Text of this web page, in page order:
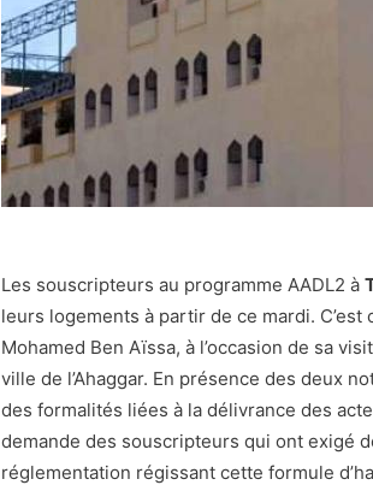
Les souscripteurs au programme AADL2 à
leurs logements à partir de ce mardi. C’est
Mohamed Ben Aïssa, à l’occasion de sa
ville de l’Ahaggar. En présence des deux
des formalités liées à la délivrance des
demande des souscripteurs qui ont exigé
réglementation régissant cette formule